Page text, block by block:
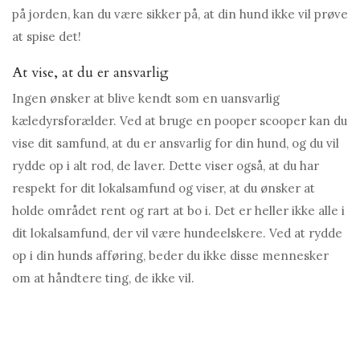
på jorden, kan du være sikker på, at din hund ikke vil prøve
at spise det!
At vise, at du er ansvarlig
Ingen ønsker at blive kendt som en uansvarlig
kæledyrsforælder. Ved at bruge en pooper scooper kan du
vise dit samfund, at du er ansvarlig for din hund, og du vil
rydde op i alt rod, de laver. Dette viser også, at du har
respekt for dit lokalsamfund og viser, at du ønsker at
holde området rent og rart at bo i. Det er heller ikke alle i
dit lokalsamfund, der vil være hundeelskere. Ved at rydde
op i din hunds afføring, beder du ikke disse mennesker
om at håndtere ting, de ikke vil.